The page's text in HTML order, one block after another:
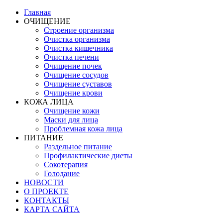
Главная
ОЧИЩЕНИЕ
Строение организма
Очистка организма
Очистка кишечника
Очистка печени
Очищение почек
Очищение сосудов
Очищение суставов
Очищение крови
КОЖА ЛИЦА
Очищение кожи
Маски для лица
Проблемная кожа лица
ПИТАНИЕ
Раздельное питание
Профилактические диеты
Сокотерапия
Голодание
НОВОСТИ
О ПРОЕКТЕ
КОНТАКТЫ
КАРТА САЙТА